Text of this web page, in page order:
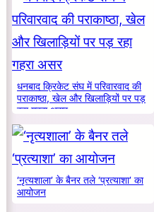
धनबाद क्रिकेट संघ में परिवारवाद की
पराकाष्ठा, खेल और खिलाड़ियों पर पड़
रहा गहरा असर
‘नृत्यशाला’ के बैनर तले ‘प्रत्याशा’ का
आयोजन